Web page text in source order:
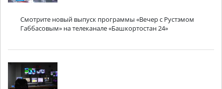
Смотрите новый выпуск программы «Вечер с Рустэмом
Габбасовым» на телеканале «Башкортостан 24»